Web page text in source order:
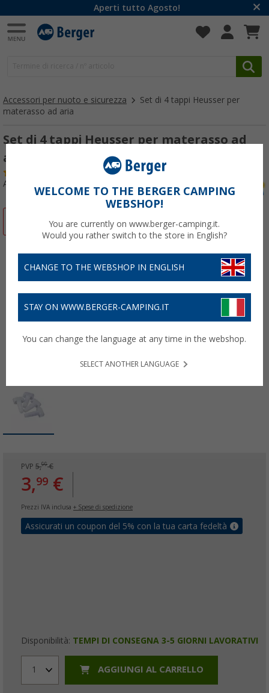
Aperti tutto Agosto!
Accessori per nuoto e sicurezza
Set di 4 tappi Heusser per
materasso ad aria
Set di 4 tappi Heusser per materasso ad
aria
Articolo n: 830480
PVP 5,99€
3,99 €
Prezzi IVA inclusa + Spese di spedizione
Assicurati un coupon del 5% con la tua carta fedeltà
Disponibilità: TEMPI DI CONSEGNA 3-5 GIORNI LAVORATIVI
1 AGGIUNGI AL CARRELLO
WELCOME TO THE BERGER CAMPING
WEBSHOP!
You are currently on www.berger-camping.it.
Would you rather switch to the store in English?
CHANGE TO THE WEBSHOP IN ENGLISH
STAY ON WWW.BERGER-CAMPING.IT
You can change the language at any time in the webshop.
SELECT ANOTHER LANGUAGE